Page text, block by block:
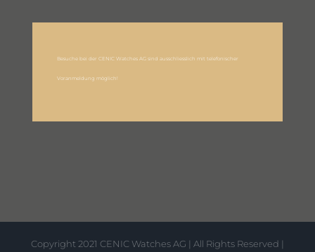
Besuche bei der CENIC Watches AG sind ausschliesslich mit telefonischer
Voranmeldung möglich!
Copyright 2021 CENIC Watches AG | All Rights Reserved |